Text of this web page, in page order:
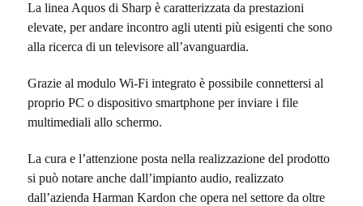
La linea Aquos di Sharp è caratterizzata da prestazioni
elevate, per andare incontro agli utenti più esigenti che sono
alla ricerca di un televisore all’avanguardia.
Grazie al modulo Wi-Fi integrato è possibile connettersi al
proprio PC o dispositivo smartphone per inviare i file
multimediali allo schermo.
La cura e l’attenzione posta nella realizzazione del prodotto
si può notare anche dall’impianto audio, realizzato
dall’azienda Harman Kardon che opera nel settore da oltre